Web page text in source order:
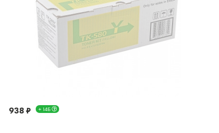
938 ₽ + 14Б